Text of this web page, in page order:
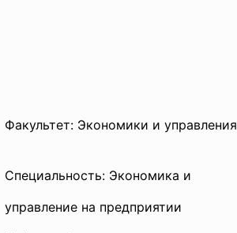
Факультет: Экономики и управления
Специальность: Экономика и
управление на предприятии